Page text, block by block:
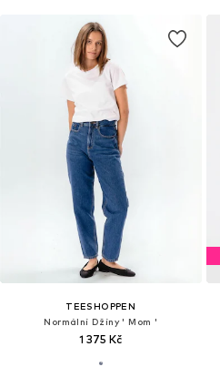
TEESHOPPEN
Normální Džíny ' Mom '
1 375 Kč